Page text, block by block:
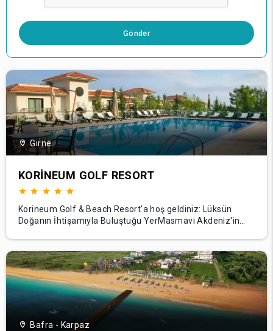
Girne
KORINEUM GOLF RESORT
Korineum Golf & Beach Resort'a hoş geldiniz: Lüksün
Doğanın İhtişamıyla Buluştuğu YerMasmavi Akdeniz'in
manzarasında lüks rahatlama ve heyecan verici açık hava
etkinliklerinin benzersiz bir kombinasyonun
Bafra - Karpaz
Gönder